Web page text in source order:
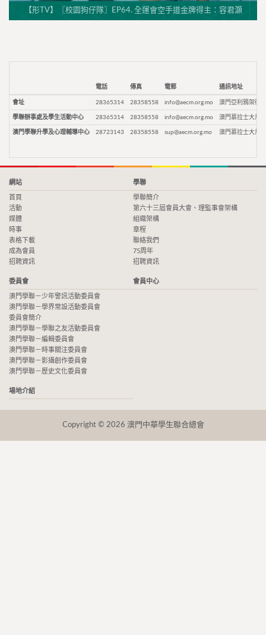
【形TV】〖校園狗仔隊〗EP64. 全運會空手道金牌得主：容君灝
電話 傳真 電郵 通訊地址
會址 28365314 28358558 info@aecm.org.mo 澳門亞利鴉架街9
學聯辦事處及學生活動中心 28365314 28358558 info@aecm.org.mo 澳門慕拉士大馬
澳門學聯升學及心理輔導中心 28723143 28358558 sup@aecm.org.mo 澳門慕拉士大馬
網站
首頁
活動
媒體
時事
表格下載
成為會員
招聘資訊
學聯
學聯簡介
第六十三屆會員大會、理監事會架構
組織架構
章程
聯絡我們
75周年
招聘資訊
委員會
澳門學聯－少年警訊活動委員會
澳門學聯－學界常設活動委員會
委員會簡介
澳門學聯－學聯之友活動委員會
澳門學聯－編輯委員會
澳門學聯－時事關注委員會
澳門學聯－影攝創作委員會
澳門學聯－歷史文化委員會
會員中心
場地介紹
Copyright © 2026 澳門中華學生聯合總會